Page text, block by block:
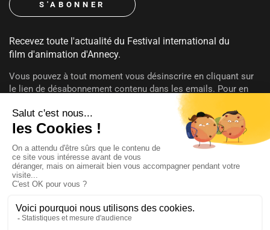
Recevez toute l'actualité du Festival international du
film d'animation d'Annecy.
Vous pouvez à tout moment vous désinscrire en cliquant sur
le lien de désabonnement contenu dans les emails. Pour en
savoir plus sur vos droits consultez notrepolitique de
confidentialité.
SUIVEZ-NOUS